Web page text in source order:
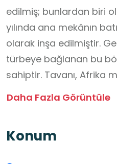
edilmiş; bunlardan biri
yılında ana mekânın
olarak inşa edilmiştir.
türbeye bağlanan bu
sahiptir. Tavanı, Afrika
ağacından yapılmış
bezenmiş mukarnas
Daha Fazla Görüntüle
Konum